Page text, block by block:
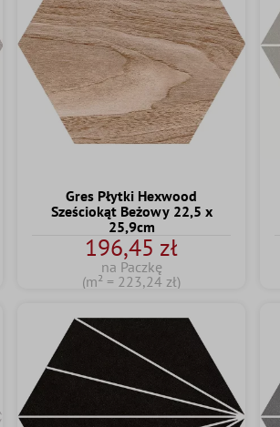
Gres Płytki Hexwood
Sześciokąt Beżowy 22,5 x
25,9cm
196,45 zł
na Paczkę
(m² = 223,24 zł)